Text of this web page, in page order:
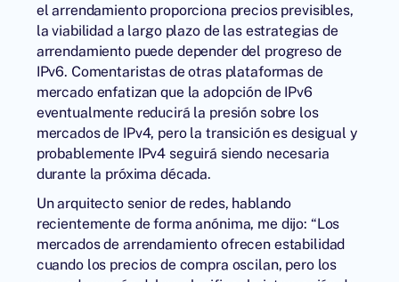
el arrendamiento proporciona precios previsibles,
la viabilidad a largo plazo de las estrategias de
arrendamiento puede depender del progreso de
IPv6. Comentaristas de otras plataformas de
mercado enfatizan que la adopción de IPv6
eventualmente reducirá la presión sobre los
mercados de IPv4, pero la transición es desigual y
probablemente IPv4 seguirá siendo necesaria
durante la próxima década.
Un arquitecto senior de redes, hablando
recientemente de forma anónima, me dijo: “Los
mercados de arrendamiento ofrecen estabilidad
cuando los precios de compra oscilan, pero los